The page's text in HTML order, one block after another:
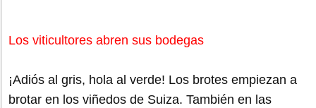
Los viticultores abren sus bodegas
¡Adiós al gris, hola al verde! Los brotes empiezan a
brotar en los viñedos de Suiza. También en las